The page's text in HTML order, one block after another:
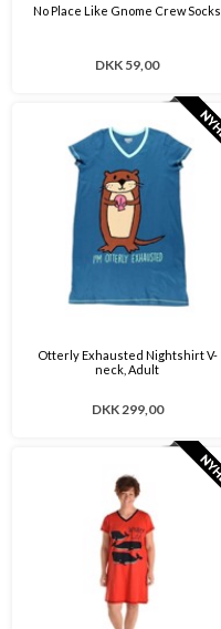
No Place Like Gnome Crew Socks
DKK 59,00
Otterly Exhausted Nightshirt V-
neck, Adult
DKK 299,00